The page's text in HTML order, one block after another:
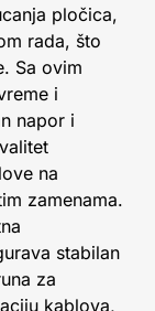
pločica,
rada, što
Sa ovim
i
napor i
na
zamenama.
stabilan
za
kablova,